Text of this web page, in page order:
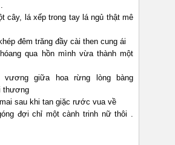
cây, lá xếp trong tay lá ngủ thật mê
đêm trăng đầy cài then cung ái
qua hồn mình vừa thành một
vương giữa hoa rừng lòng bàng
thương
sau khi tan giặc rước vua về
đợi chỉ một cành trinh nữ thôi .